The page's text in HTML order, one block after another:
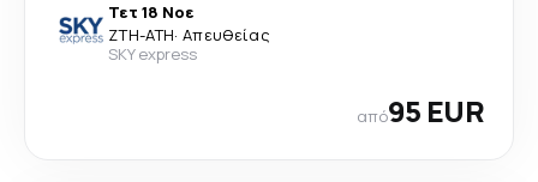
Τετ 18 Νοε
ZTH-ATH· Απευθείας
SKY express
από95 EUR